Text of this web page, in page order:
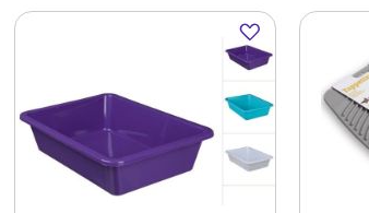
Dodaj
do
ulubionych